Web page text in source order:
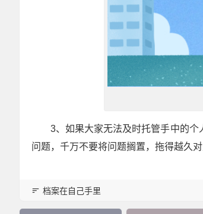
3、如果大家无法及时托管手中的
问题，千万不要将问题搁置，拖得越久
档案在自己手里